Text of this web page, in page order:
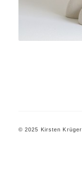
© 2025 Kirsten Krüger